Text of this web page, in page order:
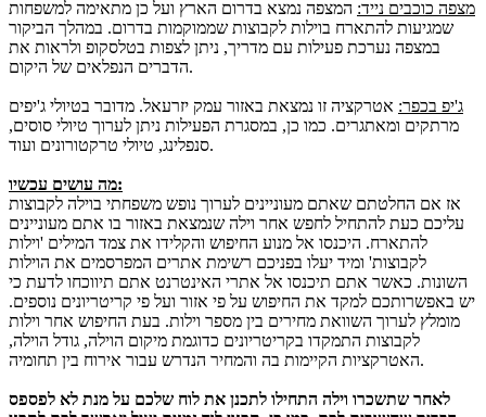
מצפה כוכבים נייד: המצפה נמצא בדרום הארץ ועל כן מתאימה למשפחות
שמגיעות להתארח בוילות לקבוצות שממוקמות בדרום. במהלך הביקור
במצפה נערכת פעילות עם מדריך, ניתן לצפות בטלסקופ ולראות את
הדברים הנפלאים של היקום.
ג'יפ בכפר: אטרקציה זו נמצאת באזור עמק יזרעאל. מדובר בטיולי ג'יפים
מרתקים ומאתגרים. כמו כן, במסגרת הפעילות ניתן לערוך טיולי סוסים,
סנפלינג, טיולי טרקטורונים ועוד.
מה עושים עכשיו:
אז אם החלטתם שאתם מעוניינים לערוך נופש משפחתי בוילה לקבוצות
עליכם כעת להתחיל לחפש אחר וילה שנמצאת באזור בו אתם מעוניינים
להתארח. היכנסו אל מנוע החיפוש והקלידו את צמד המילים 'וילות
לקבוצות' ומיד יעלו בפניכם רשימת אתרים המפרסמים את הוילות
השונות. כאשר אתם תיכנסו אל אתרי האינטרנט אתם תיווכחו לדעת כי
יש באפשרותכם למקד את החיפוש על פי אזור ועל פי קריטריונים נוספים.
מומלץ לערוך השוואת מחירים בין מספר וילות. בעת החיפוש אחר וילות
לקבוצות התמקדו בקריטריונים כדוגמת מיקום הוילה, גודל הוילה,
האטרקציות הקיימות בה והמחיר הנדרש עבור אירוח בין תחומיה.
לאחר שתשכרו וילה התחילו לתכנן את לוח שלכם על מנת לא לפספס